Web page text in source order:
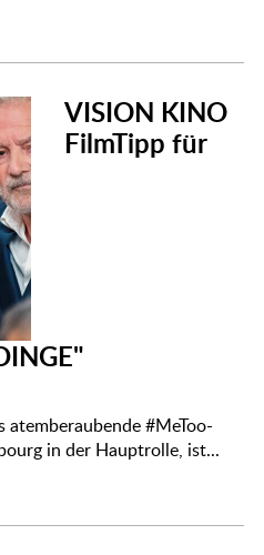
VISION KINO
FilmTipp für
atemberaubende #MeToo-
in der Hauptrolle, ist...